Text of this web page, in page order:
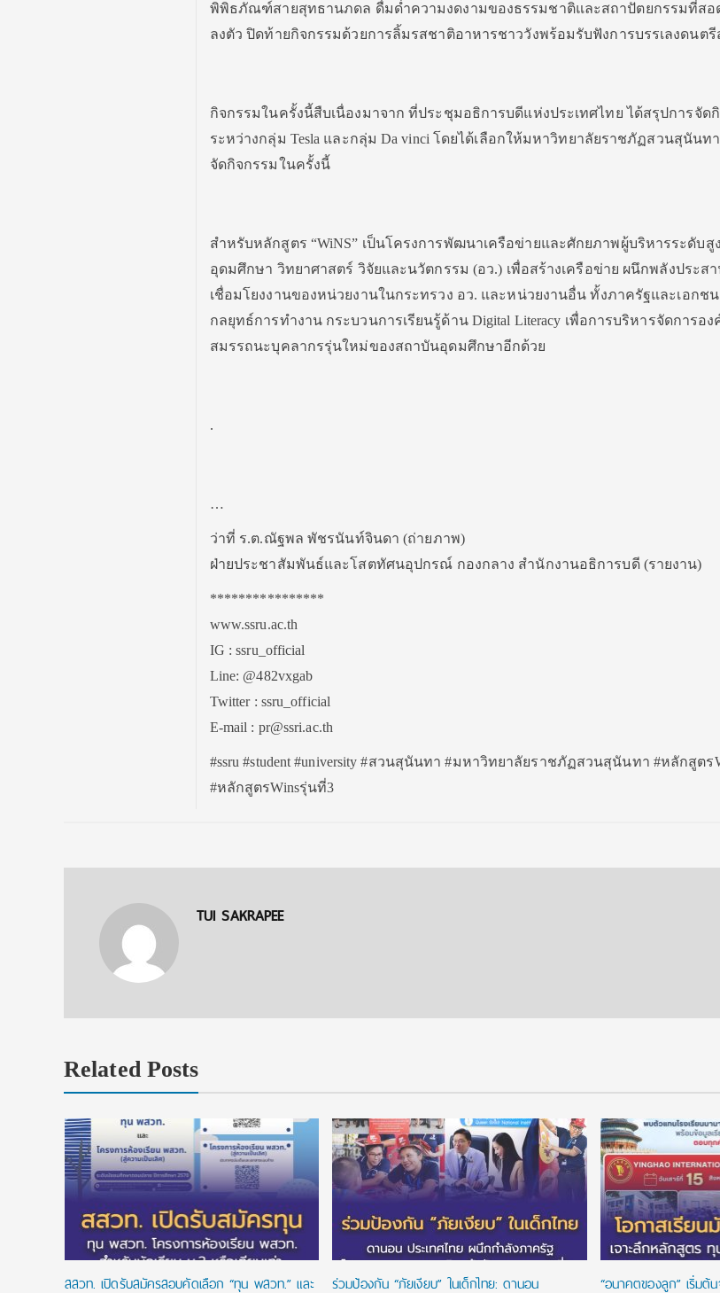
พิพิธภัณฑ์สายสุทธานภดล ดื่มด่ำความงดงามของธรรมชาติและสถาปัตยกรรมที่สอ
ลงตัว ปิดท้ายกิจกรรมด้วยการลิ้มรสชาติอาหารชาววังพร้อมรับฟังการบรรเลงดนต
กิจกรรมในครั้งนี้สืบเนื่องมาจาก ที่ประชุมอธิการบดีแห่งประเทศไทย ได้สรุปการจัดกิ
ระหว่างกลุ่ม Tesla และกลุ่ม Da vinci โดยได้เลือกให้มหาวิทยาลัยราชภัฏสวนสุนันท
จัดกิจกรรมในครั้งนี้
สำหรับหลักสูตร “WiNS” เป็นโครงการพัฒนาเครือข่ายและศักยภาพผู้บริหารระดับสู
อุดมศึกษา วิทยาศาสตร์ วิจัยและนวัตกรรม (อว.) เพื่อสร้างเครือข่าย ผนึกพลังประส
เชื่อมโยงงานของหน่วยงานในกระทรวง อว. และหน่วยงานอื่น ทั้งภาครัฐและเอก
กลยุทธ์การทำงาน กระบวนการเรียนรู้ด้าน Digital Literacy เพื่อการบริหารจัดการอ
สมรรถนะบุคลากรรุ่นใหม่ของสถาบันอุดมศึกษาอีกด้วย
.
…
ว่าที่ ร.ต.ณัฐพล พัชรนันท์จินดา (ถ่ายภาพ)
ฝ่ายประชาสัมพันธ์และโสตทัศนอุปกรณ์ กองกลาง สำนักงานอธิการบดี (รายงาน)
****************
www.ssru.ac.th
IG : ssru_official
Line: @482vxgab
Twitter : ssru_official
E-mail : pr@ssri.ac.th
#ssru #student #university #สวนสุนันทา #มหาวิทยาลัยราชภัฏสวนสุนันทา #หลักสูตร
#หลักสูตรWinsรุ่นที่3
TUI SAKRAPEE
Related Posts
สสวท. เปิดรับสมัครสอบคัดเลือก “ทุน พสวท.” และ
ร่วมป้องกัน “ภัยเงียบ” ในเด็กไทย: ดานอน
“อนาคตของลูก” เริ่มต้